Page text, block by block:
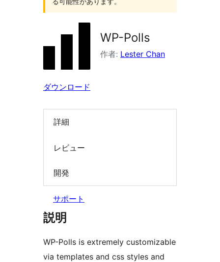
WP-Polls
作者: Lester Chan
ダウンロード
詳細
レビュー
開発
サポート
説明
WP-Polls is extremely customizable
via templates and css styles and